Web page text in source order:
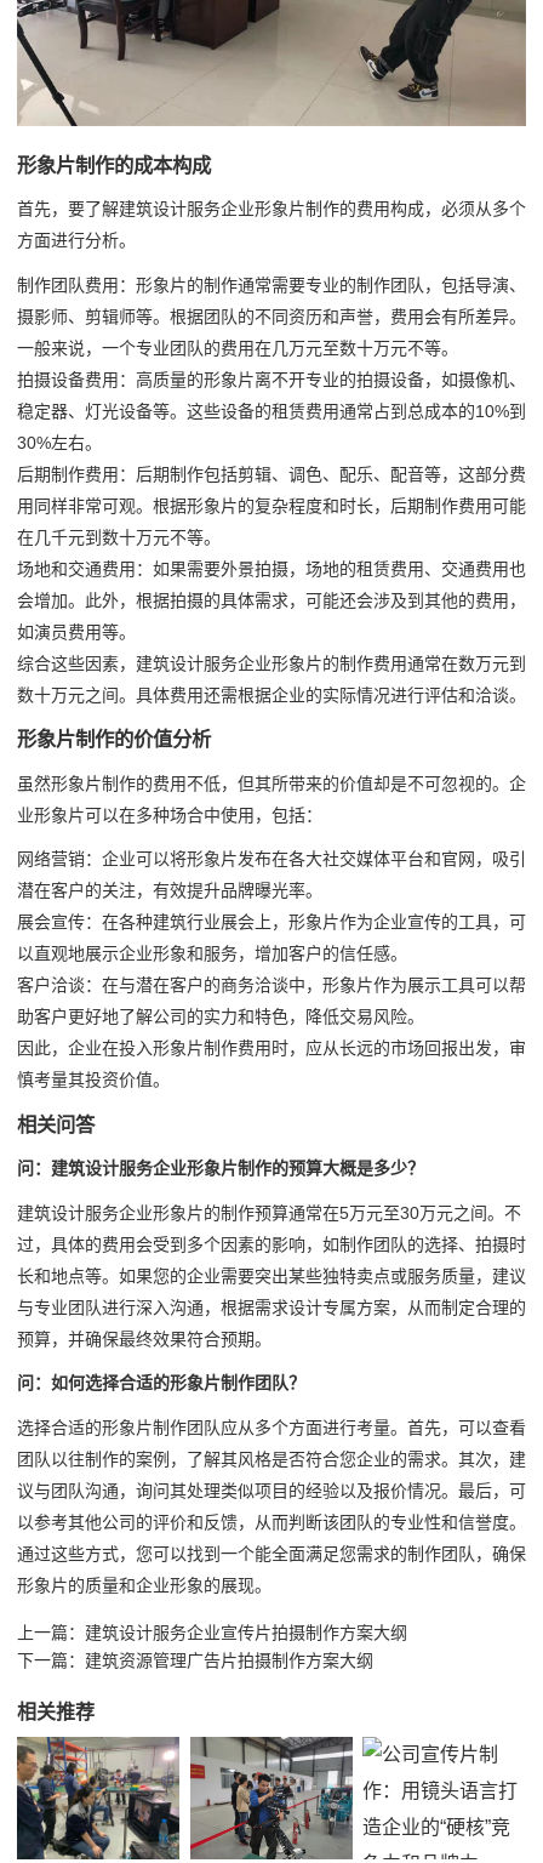
形象片制作的成本构成
首先，要了解建筑设计服务企业形象片制作的费用构成，必须从多个
方面进行分析。
制作团队费用：形象片的制作通常需要专业的制作团队，包括导演、
摄影师、剪辑师等。根据团队的不同资历和声誉，费用会有所差异。
一般来说，一个专业团队的费用在几万元至数十万元不等。
拍摄设备费用：高质量的形象片离不开专业的拍摄设备，如摄像机、
稳定器、灯光设备等。这些设备的租赁费用通常占到总成本的10%到
30%左右。
后期制作费用：后期制作包括剪辑、调色、配乐、配音等，这部分费
用同样非常可观。根据形象片的复杂程度和时长，后期制作费用可能
在几千元到数十万元不等。
场地和交通费用：如果需要外景拍摄，场地的租赁费用、交通费用也
会增加。此外，根据拍摄的具体需求，可能还会涉及到其他的费用，
如演员费用等。
综合这些因素，建筑设计服务企业形象片的制作费用通常在数万元到
数十万元之间。具体费用还需根据企业的实际情况进行评估和洽谈。
形象片制作的价值分析
虽然形象片制作的费用不低，但其所带来的价值却是不可忽视的。企
业形象片可以在多种场合中使用，包括：
网络营销：企业可以将形象片发布在各大社交媒体平台和官网，吸引
潜在客户的关注，有效提升品牌曝光率。
展会宣传：在各种建筑行业展会上，形象片作为企业宣传的工具，可
以直观地展示企业形象和服务，增加客户的信任感。
客户洽谈：在与潜在客户的商务洽谈中，形象片作为展示工具可以帮
助客户更好地了解公司的实力和特色，降低交易风险。
因此，企业在投入形象片制作费用时，应从长远的市场回报出发，审
慎考量其投资价值。
相关问答
问：建筑设计服务企业形象片制作的预算大概是多少？
建筑设计服务企业形象片的制作预算通常在5万元至30万元之间。不
过，具体的费用会受到多个因素的影响，如制作团队的选择、拍摄时
长和地点等。如果您的企业需要突出某些独特卖点或服务质量，建议
与专业团队进行深入沟通，根据需求设计专属方案，从而制定合理的
预算，并确保最终效果符合预期。
问：如何选择合适的形象片制作团队？
选择合适的形象片制作团队应从多个方面进行考量。首先，可以查看
团队以往制作的案例，了解其风格是否符合您企业的需求。其次，建
议与团队沟通，询问其处理类似项目的经验以及报价情况。最后，可
以参考其他公司的评价和反馈，从而判断该团队的专业性和信誉度。
通过这些方式，您可以找到一个能全面满足您需求的制作团队，确保
形象片的质量和企业形象的展现。
上一篇： 建筑设计服务企业宣传片拍摄制作方案大纲
下一篇： 建筑资源管理广告片拍摄制作方案大纲
相关推荐